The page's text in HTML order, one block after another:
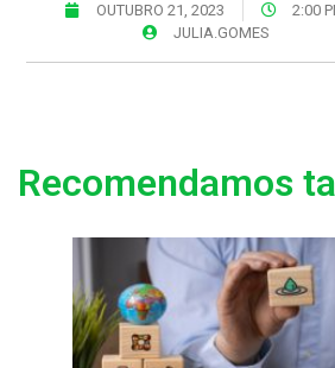
OUTUBRO 21, 2023
2:00
JULIA.GOMES
Recomendamos